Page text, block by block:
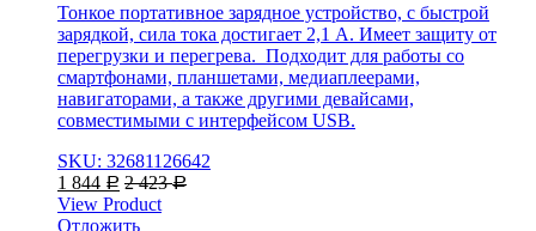
Тонкое портативное зарядное устройство, с быстрой
зарядкой, сила тока достигает 2,1 А. Имеет защиту от
перегрузки и перегрева. Подходит для работы со
смартфонами, планшетами, медиаплеерами,
навигаторами, а также другими девайсами,
совместимыми с интерфейсом USB.
SKU: 32681126642
1 844 Р 2 423Р
View Product
Отложить